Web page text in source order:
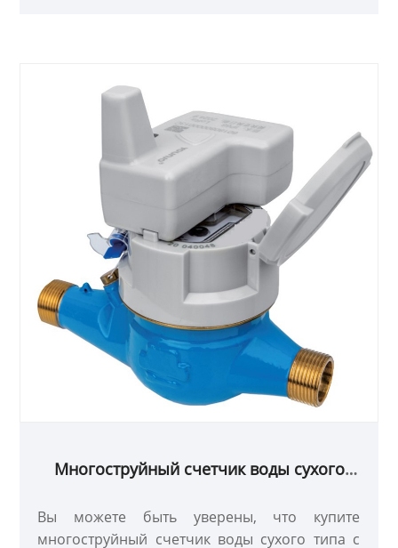
Многоструйный счетчик воды сухого
предварительно оборудованный
сертификацией MID
Вы можете быть уверены, что купите
многоструйный счетчик воды сухого типа с